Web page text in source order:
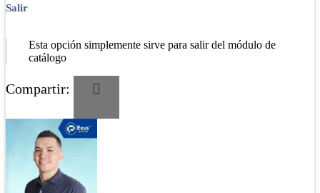
Salir
Esta opción simplemente sirve para salir del módulo de
catálogo
Compartir: